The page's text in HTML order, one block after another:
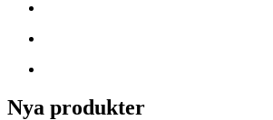
Nya produkter